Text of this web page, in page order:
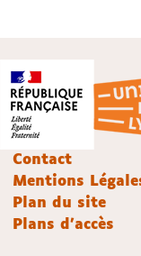
Contact
Mentions
Plan du site
Plans d'accès